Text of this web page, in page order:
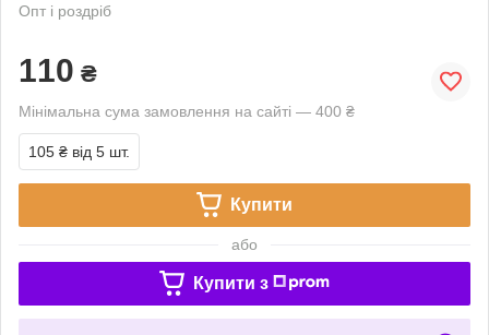
Опт і роздріб
110 ₴
Мінімальна сума замовлення на сайті — 400 ₴
105 ₴ від 5 шт.
Купити
або
Купити з